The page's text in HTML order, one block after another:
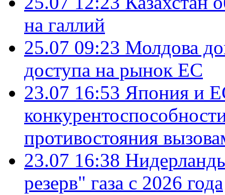
на галлий
25.07 09:23 Молдова
доступа на рынок ЕС
23.07 16:53 Япония и
противостояния
23.07 16:38
резерв" газа с 2026 года